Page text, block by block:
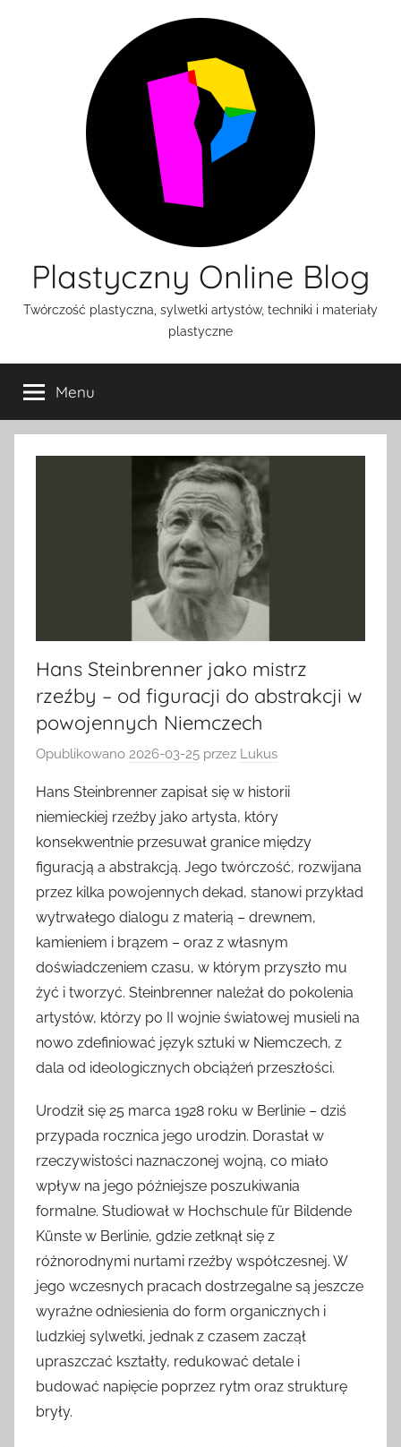
Plastyczny Online Blog
Twórczość plastyczna, sylwetki artystów, techniki i materiały
plastyczne
Menu
Hans Steinbrenner jako mistrz
rzeźby – od figuracji do abstrakcji w
powojennych Niemczech
Opublikowano 2026-03-25 przez Lukus
Hans Steinbrenner zapisał się w historii
niemieckiej rzeźby jako artysta, który
konsekwentnie przesuwał granice między
figuracją a abstrakcją. Jego twórczość, rozwijana
przez kilka powojennych dekad, stanowi przykład
wytrwałego dialogu z materią – drewnem,
kamieniem i brązem – oraz z własnym
doświadczeniem czasu, w którym przyszło mu
żyć i tworzyć. Steinbrenner należał do pokolenia
artystów, którzy po II wojnie światowej musieli na
nowo zdefiniować język sztuki w Niemczech, z
dala od ideologicznych obciążeń przeszłości.
Urodził się 25 marca 1928 roku w Berlinie – dziś
przypada rocznica jego urodzin. Dorastał w
rzeczywistości naznaczonej wojną, co miało
wpływ na jego późniejsze poszukiwania
formalne. Studiował w Hochschule für Bildende
Künste w Berlinie, gdzie zetknął się z
różnorodnymi nurtami rzeźby współczesnej. W
jego wczesnych pracach dostrzegalne są jeszcze
wyraźne odniesienia do form organicznych i
ludzkiej sylwetki, jednak z czasem zaczął
upraszczać kształty, redukować detale i
budować napięcie poprzez rytm oraz strukturę
bryły.